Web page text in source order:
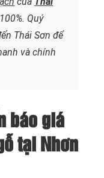
Quý
Thái Sơn để
và chính
báo giá
tại Nhơn